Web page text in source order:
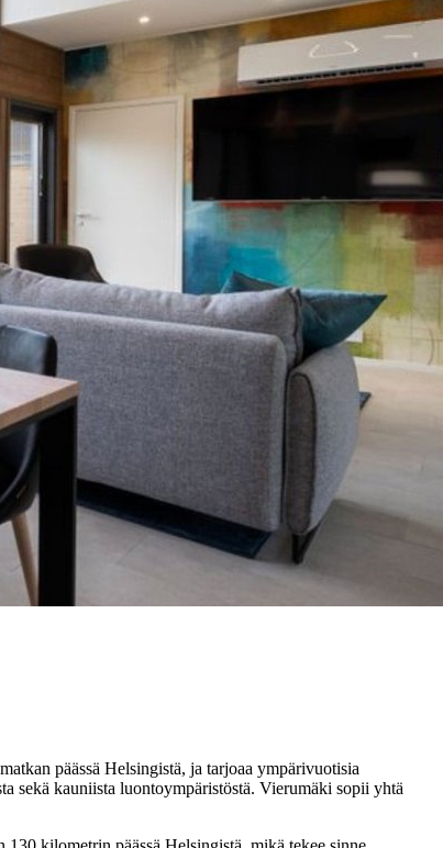
päässä Helsingistä, ja tarjoaa ympärivuotisia
sekä kauniista luontoympäristöstä. Vierumäki sopii yhtä